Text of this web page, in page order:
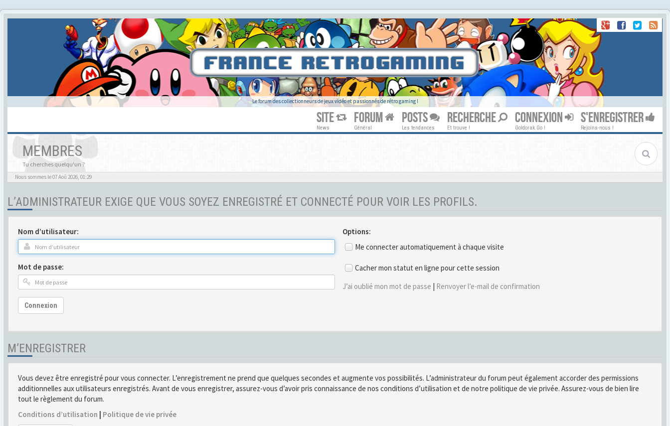
Le forum des collectionneurs de jeux vidéo et passionnés de rétro gaming !
SITE
News
FORUM
Général
POSTS
Les tendances
RECHERCHE
Et trouve !
CONNEXION
Goldorak Go !
S'ENREGISTRER
Rejoins-nous !
MEMBRES
Tu cherches quelqu'un ?
Nous sommes le 07 Aoû 2026, 01:29
L’ADMINISTRATEUR EXIGE QUE VOUS SOYEZ ENREGISTRÉ ET CONNECTÉ POUR VOIR LES PROFILS.
Nom d’utilisateur:
Mot de passe:
Connexion
Options:
Me connecter automatiquement à chaque visite
Cacher mon statut en ligne pour cette session
J’ai oublié mon mot de passe | Renvoyer l’e-mail de confirmation
M’ENREGISTRER
Vous devez être enregistré pour vous connecter. L’enregistrement ne prend que quelques secondes et augmente vos possibilités. L’administrateur du forum peut également accorder des permissions
additionnelles aux utilisateurs enregistrés. Avant de vous enregistrer, assurez-vous d’avoir pris connaissance de nos conditions d’utilisation et de notre politique de vie privée. Assurez-vous de bien lire
tout le règlement du forum.
Conditions d’utilisation | Politique de vie privée